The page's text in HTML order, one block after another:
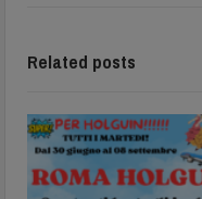
Related posts